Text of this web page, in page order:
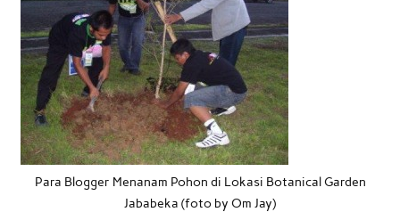
Para Blogger Menanam Pohon di Lokasi Botanical Garden
Jababeka (foto by Om Jay)